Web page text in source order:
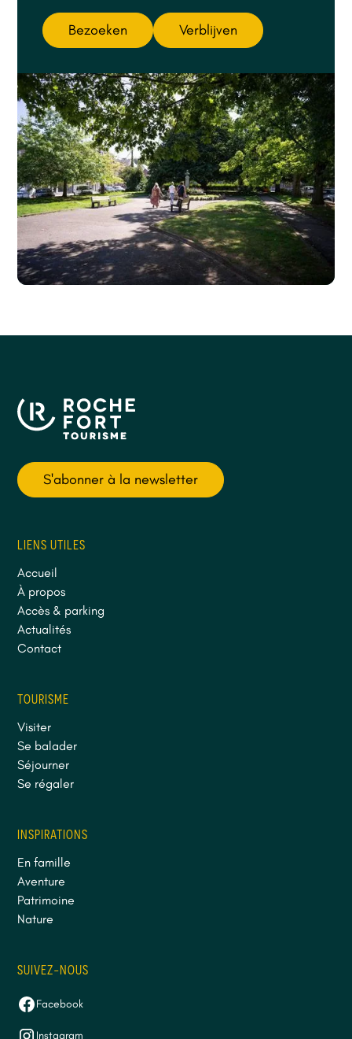
Bezoeken Verblijven
S'abonner à la newsletter
LIENS UTILES
Accueil
À propos
Accès & parking
Actualités
Contact
TOURISME
Visiter
Se balader
Séjourner
Se régaler
INSPIRATIONS
En famille
Aventure
Patrimoine
Nature
SUIVEZ-NOUS
Facebook
Instagram